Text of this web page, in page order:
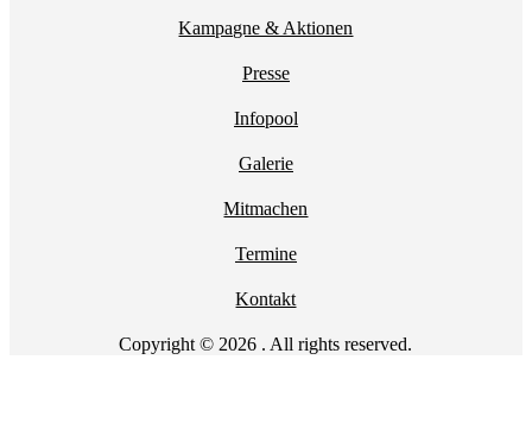
Kampagne & Aktionen
Presse
Infopool
Galerie
Mitmachen
Termine
Kontakt
Copyright © 2026 . All rights reserved.